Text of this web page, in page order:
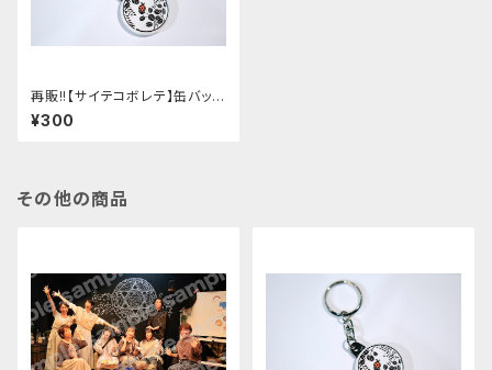
再販!!【サイテコボレテ】缶バッチ
キーホルダー
¥300
その他の商品